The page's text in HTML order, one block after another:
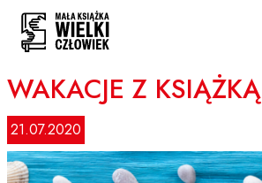
Przejdź
treści
WAKACJE Z KSIĄŻKĄ
21.07.2020